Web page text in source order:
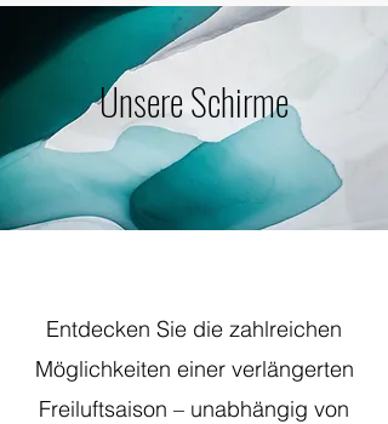
Unsere Schirme
Entdecken Sie die zahlreichen
Möglichkeiten einer verlängerten
Freiluftsaison – unabhängig von